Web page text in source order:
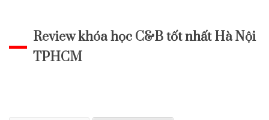
Review khóa học C&B tốt nhất Hà Nội
TPHCM